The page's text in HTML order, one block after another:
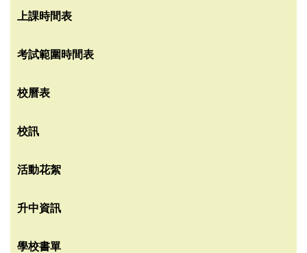
上課時間表
考試範圍時間表
校曆表
校訊
活動花絮
升中資訊
學校書單